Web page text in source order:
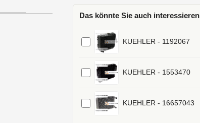
Das könnte Sie auch interessieren
KUEHLER - 1192067
KUEHLER - 1553470
KUEHLER - 16657043